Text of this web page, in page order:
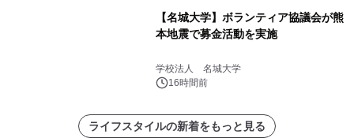
【名城大学】ボランティア協議会が熊
本地震で募金活動を実施
学校法人 名城大学
16時間前
ライフスタイルの新着をもっと見る